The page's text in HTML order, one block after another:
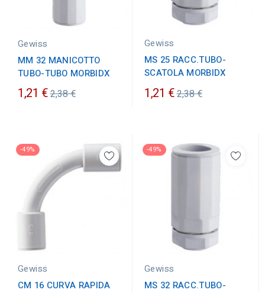
Gewiss
MM 32 MANICOTTO
TUBO-TUBO MORBIDX
1,21 €Prezzo
2,38 €
Gewiss
MS 25 RACC.TUBO-
SCATOLA MORBIDX
1,21 €Prezzo
2,38 €
-49%
Gewiss
CM 16 CURVA RAPIDA
-49%
Gewiss
MS 32 RACC.TUBO-